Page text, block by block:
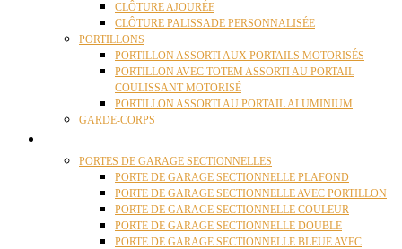
CLÔTURE AJOURÉE
CLÔTURE PALISSADE PERSONNALISÉE
PORTILLONS
PORTILLON ASSORTI AUX PORTAILS MOTORISÉS
PORTILLON AVEC TOTEM ASSORTI AU PORTAIL
COULISSANT MOTORISÉ
PORTILLON ASSORTI AU PORTAIL ALUMINIUM
GARDE-CORPS
PORTES DE GARAGE SECTIONNELLES
PORTE DE GARAGE SECTIONNELLE PLAFOND
PORTE DE GARAGE SECTIONNELLE AVEC PORTILLON
PORTE DE GARAGE SECTIONNELLE COULEUR
PORTE DE GARAGE SECTIONNELLE DOUBLE
PORTE DE GARAGE SECTIONNELLE BLEUE AVEC